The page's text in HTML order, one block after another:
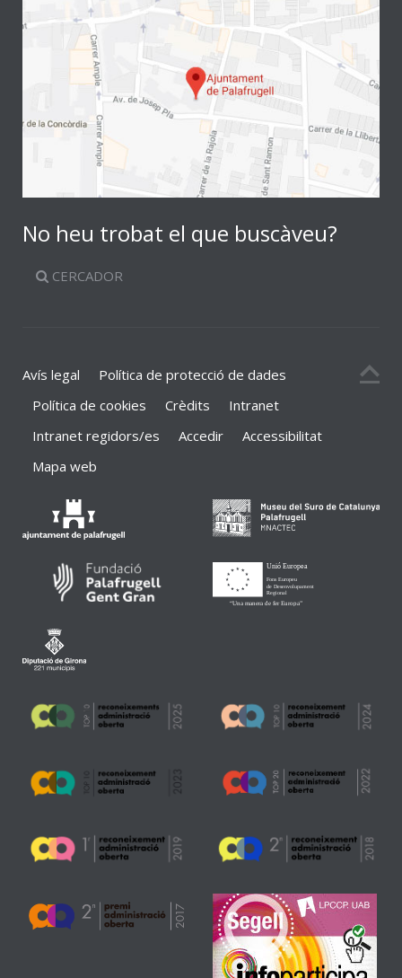
No heu trobat el que buscàveu?
CERCADOR
Avís legal
Política de protecció de dades
Política de cookies
Crèdits
Intranet
Intranet regidors/es
Accedir
Accessibilitat
Mapa web